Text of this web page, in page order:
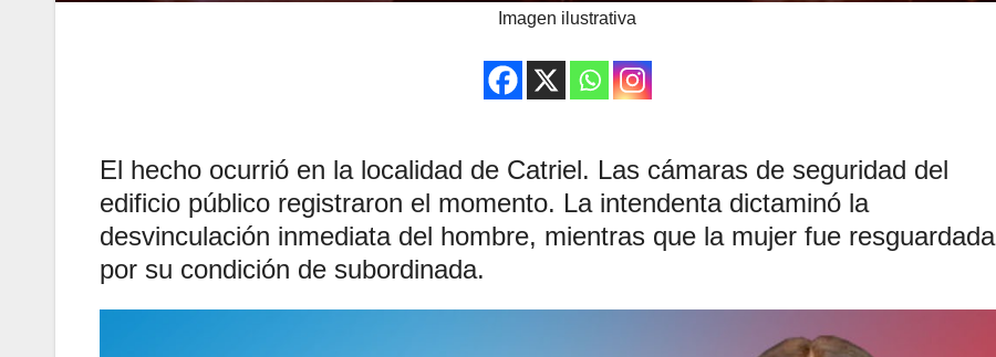
Imagen ilustrativa
El hecho ocurrió en la localidad de Catriel. Las cámaras de seguridad del
edificio público registraron el momento. La intendenta dictaminó la
desvinculación inmediata del hombre, mientras que la mujer fue resguardada
por su condición de subordinada.